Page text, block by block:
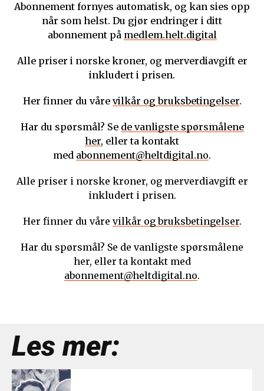
Abonnement fornyes automatisk, og kan sies opp
når som helst. Du gjør endringer i ditt
abonnement på medlem.helt.digital
Alle priser i norske kroner, og merverdiavgift er
inkludert i prisen.
Her finner du våre vilkår og bruksbetingelser.
Har du spørsmål? Se de vanligste spørsmålene
her, eller ta kontakt
med abonnement@heltdigital.no.
Alle priser i norske kroner, og merverdiavgift er
inkludert i prisen.
Her finner du våre vilkår og bruksbetingelser.
Har du spørsmål? Se de vanligste spørsmålene
her, eller ta kontakt med
abonnement@heltdigital.no.
Les mer: